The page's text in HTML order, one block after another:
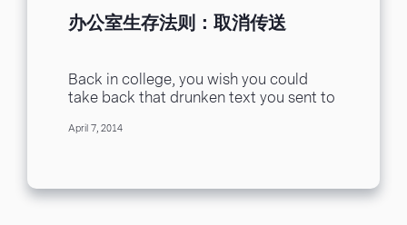
办公室生存法则：取消传送
Back in college, you wish you could
take back that drunken text you sent to
April 7, 2014